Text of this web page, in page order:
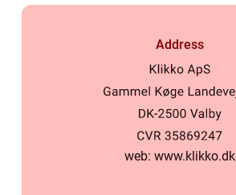
Address
web: www.klikko.dk